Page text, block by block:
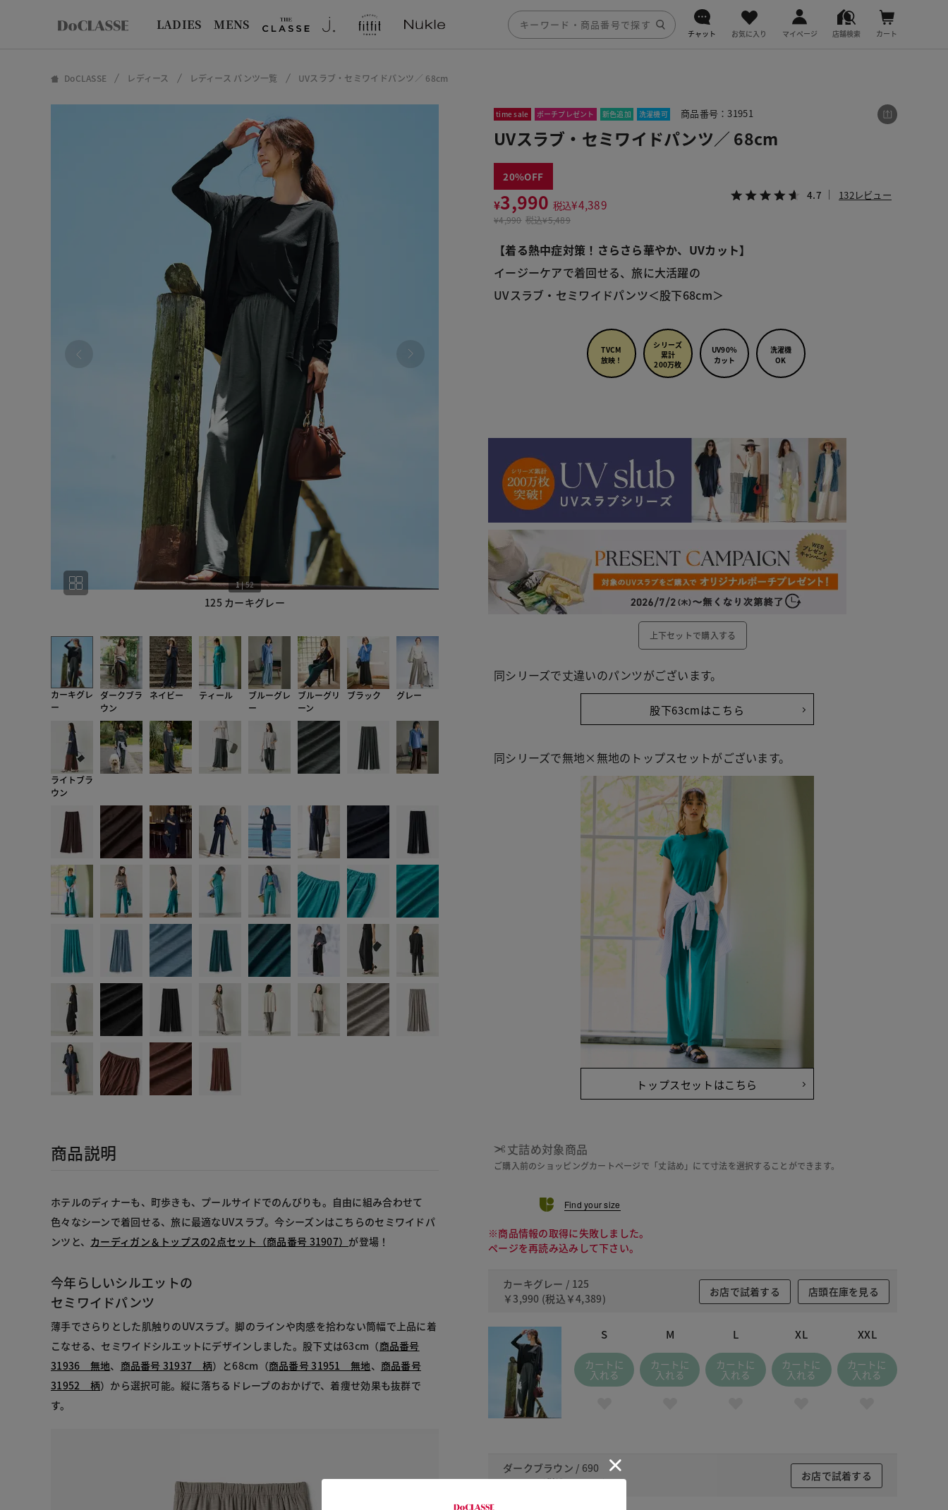
LADIES MENS
チャット お気に入り マイページ 店舗検索 カート
DoCLASSE レディース レディース パンツ一覧 UVスラブ・セミワイドパンツ／ 68cm
125 カーキグレー 690 ダークブラウン
1|52
カーキグレ
ー
ダークブラ
ウン
ネイビー ティール
ブルーグレ
ー
ブルーグリ
ーン
ブラック グレー
ライトブラ
ウン
商品説明
ホテルのディナーも、町歩きも、プールサイドでのんびりも。自由に組み合わせて
色々なシーンで着回せる、旅に最適なUVスラブ。今シーズンはこちらのセミワイドパ
ンツと、 カーディガン＆トップスの2点セット（商品番号 31907） が登場！
今年らしいシルエットの
セミワイドパンツ
薄手でさらりとした肌触りのUVスラブ。脚のラインや肉感を拾わない筒幅で上品に着
こなせる、セミワイドシルエットにデザインしました。股下丈は63cm（商品番号
31936 無地、 商品番号 31937 柄）と68cm（商品番号 31951 無地、 商品番号
31952 柄）から選択可能。縦に落ちるドレープのおかげで、着痩せ効果も抜群で
す。
time sale ポーチプレゼント 新色追加 洗濯機可 商品番号：31951
UVスラブ・セミワイドパンツ／ 68cm
20
¥3,990 税込¥4,389
¥4,990 税込¥5,489
4.7 132レビュー
【着る熱中症対策！さらさら華やか、UVカット】
イージーケアで着回せる、旅に大活躍の
UVスラブ・セミワイドパンツ＜股下68cm＞
TVCM
放映！
シリーズ
累計
200万枚
UV90%
カット
洗濯機
OK
上下セットで購入する
同シリーズで丈違いのパンツがございます。
股下63cmはこちら
同シリーズで無地×無地のトップスセットがございます。
トップスセットはこちら
丈詰め対象商品
ご購入前のショッピングカートページで「丈詰め」にて寸法を選択することができます。
Find your size
※商品情報の取得に失敗しました。
ページを再読み込みして下さい。
カーキグレー / 125
￥3,990 (税込 ￥4,389)
お店で試着する 店頭在庫を見る
S
カートに
入れる
M
カートに
入れる
L
カートに
入れる
XL
カートに
入れる
XXL
カートに
入れる
ダークブラウン / 690
￥3,990(税込￥4,389)
お店で試着する